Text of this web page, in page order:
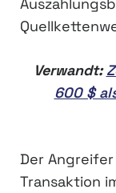
Verwandt:
600 $
Der
Transaktion